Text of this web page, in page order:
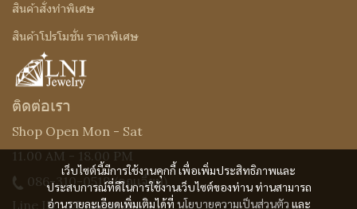
เว็บไซต์นี้มีการใช้งานคุกกี้ เพื่อเพิ่มประสิทธิภาพและ
ประสบการณ์ที่ดีในการใช้งานเว็บไซต์ของท่าน ท่านสามารถ
อ่านรายละเอียดเพิ่มเติมได้ที่ นโยบายความเป็นส่วนตัว และ
สินค้าสั่งทำพิเศษ
สินค้าโปรโมชั่น ราคาพิเศษ
ติดต่อเรา
Shop Open Mon - Sat
11.00 AM - 18.00 PM
086-310-0519(คุณเจี๊ยบ)
Line ID : @Lnijewelry